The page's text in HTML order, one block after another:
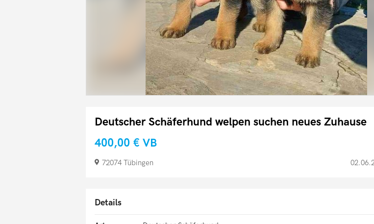
Deutscher Schäferhund welpen suchen neues Zuhause
400,00 € VB
72074 Tübingen
Details